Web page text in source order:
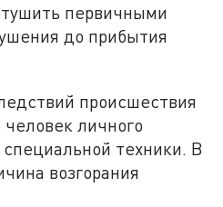
первичными
до прибытия
происшествия
личного
техники. В
возгорания